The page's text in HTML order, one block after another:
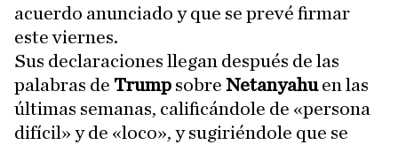
acuerdo anunciado y que se prevé firmar
este viernes.
Sus declaraciones llegan después de las
palabras de Trump sobre Netanyahuen las
últimas semanas, calificándole de «persona
difícil» y de «loco», y sugiriéndole que se